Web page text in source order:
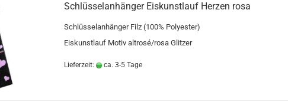
Schlüsselanhänger Eiskunstlauf Herzen rosa
Schlüsselanhänger Filz (100% Polyester)
Eiskunstlauf Motiv altrosé/rosa Glitzer
Lieferzeit: ca. 3-5 Tage